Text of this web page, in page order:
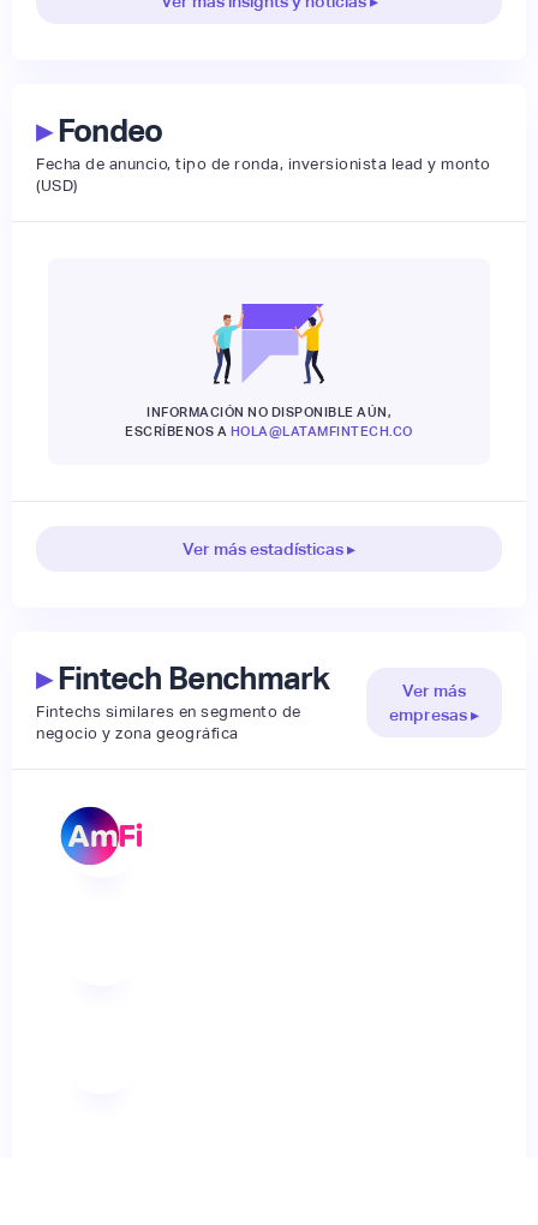
▸Fondeo
Fecha de anuncio, tipo de ronda, inversionista lead y monto
(USD)
INFORMACIÓN NO DISPONIBLE AÚN,
ESCRÍBENOS A HOLA@LATAMFINTECH.CO
Ver más estadísticas ▸
▸Fintech Benchmark
Fintechs similares en segmento de
negocio y zona geográfica
Ver más
empresas ▸